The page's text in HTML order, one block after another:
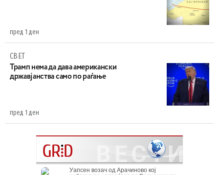
пред 1 ден
СВЕТ
Трамп нема да дава американски
државјанства само по раѓање
пред 1 ден